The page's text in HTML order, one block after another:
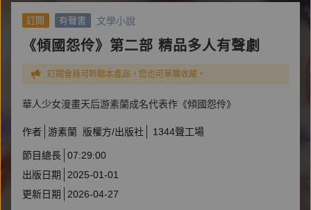
訂閱 有聲書 文學小說
《傾國怨伶》第二部 精品多人有聲劇
訂閱會員可聆聽本產品，您也可單購收藏。
華人少女漫畫天后游素蘭成名代表作《傾國怨伶》
作者 游素蘭 版權方/出版社 1344聲工場
節目總長 07:29:00
出版日期
2025-01-01
更新日期
2026-04-27